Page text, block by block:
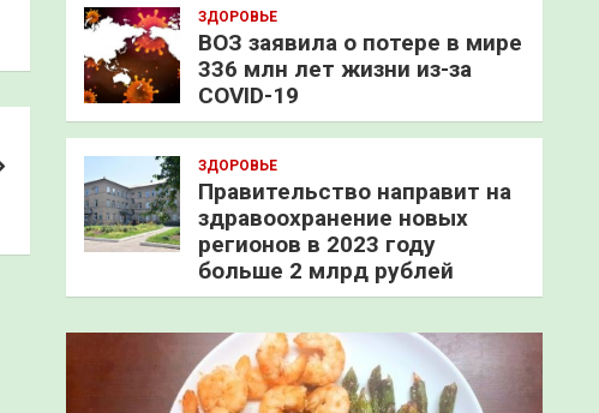
ЗДОРОВЬЕ
ВОЗ заявила о потере в мире
336 млн лет жизни из-за
COVID-19
ЗДОРОВЬЕ
Правительство направит на
здравоохранение новых
регионов в 2023 году
больше 2 млрд рублей